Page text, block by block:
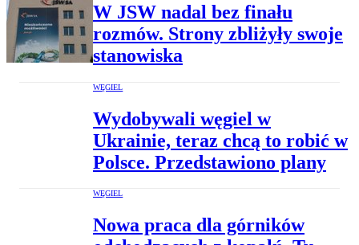
W JSW nadal bez finału
rozmów. Strony zbliżyły swoje
stanowiska
WĘGIEL
Wydobywali węgiel w
Ukrainie, teraz chcą to robić w
Polsce. Przedstawiono plany
WĘGIEL
Nowa praca dla górników